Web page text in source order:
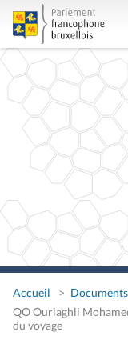
Accueil
QO Ouriaghli
du voyage